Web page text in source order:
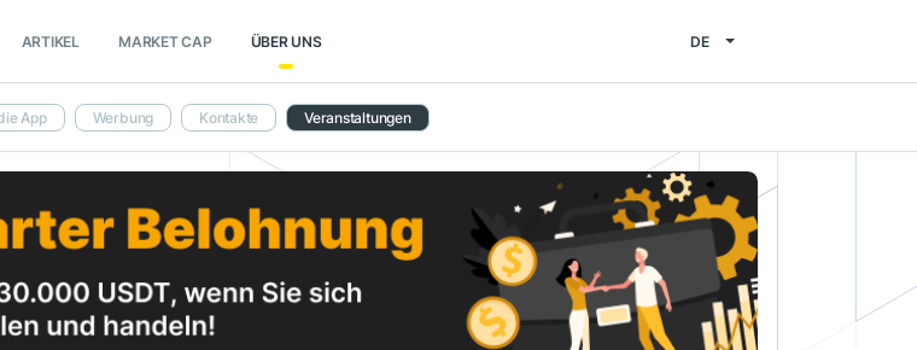
ARTIKEL MARKET CAP ÜBER UNS DE
App Werbung Kontakte Veranstaltungen